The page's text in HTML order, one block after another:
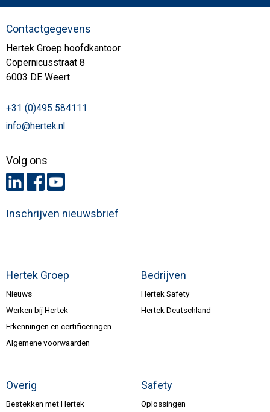
Hertek Groep
Nieuws
Werken bij Hertek
Erkenningen en certificeringen
Algemene voorwaarden
Bedrijven
Hertek Safety
Hertek Deutschland
Overig
Bestekken met Hertek
Safety
Oplossingen
Contactgegevens
Hertek Groep hoofdkantoor
Copernicusstraat 8
6003 DE Weert
+31 (0)495 584111
info@hertek.nl
Volg ons
Inschrijven nieuwsbrief